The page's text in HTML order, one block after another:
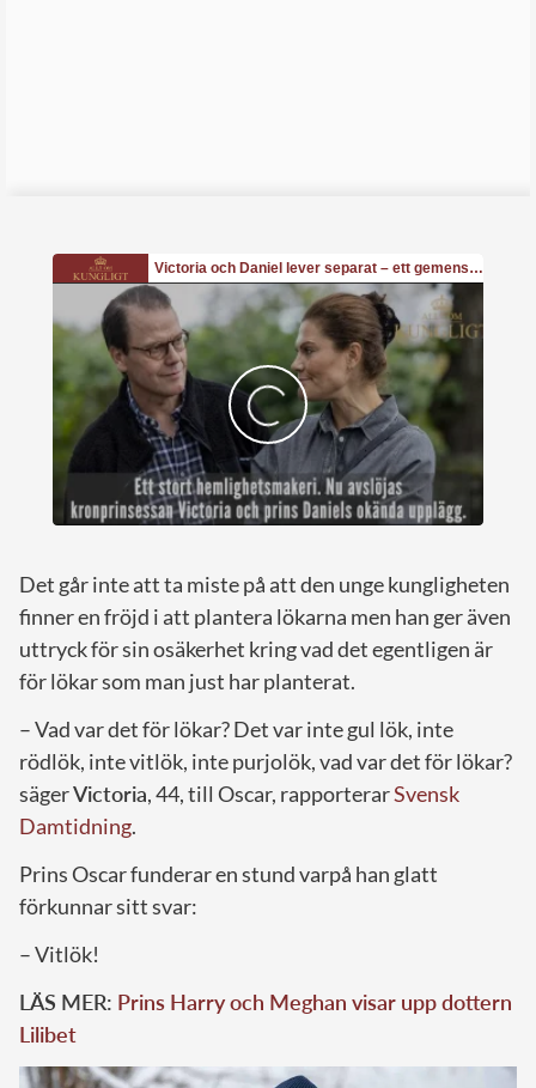
Det går inte att ta miste på att den unge kungligheten
finner en fröjd i att plantera lökarna men han ger även
uttryck för sin osäkerhet kring vad det egentligen är
för lökar som man just har planterat.
– Vad var det för lökar? Det var inte gul lök, inte
rödlök, inte vitlök, inte purjolök, vad var det för lökar?
sägerVictoria, 44, till Oscar, rapporterarSvensk
Damtidning.
Prins Oscar funderar en stund varpå han glatt
förkunnar sitt svar:
– Vitlök!
LÄS MER: Prins Harry och Meghan visar upp dottern
Lilibet